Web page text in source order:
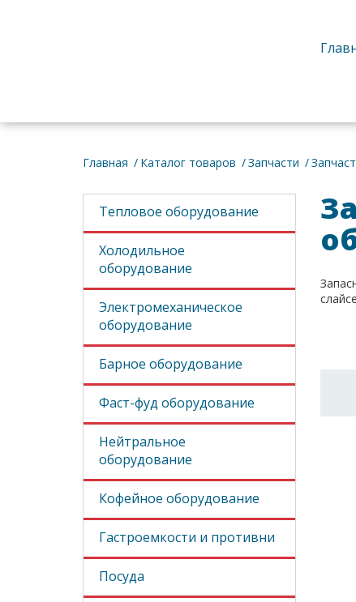
Главная Каталог товаров Запчасти
Тепловое оборудование
Холодильное
оборудование
Электромеханическое
оборудование
Барное оборудование
Фаст-фуд оборудование
Нейтральное
оборудование
Кофейное оборудование
Гастроемкости и противни
Посуда